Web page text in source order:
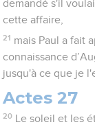
demandé s'il
cette affaire,
21 mais Paul a fait
connaissance
jusqu'à ce que je
Actes 27
20
Le soleil et les